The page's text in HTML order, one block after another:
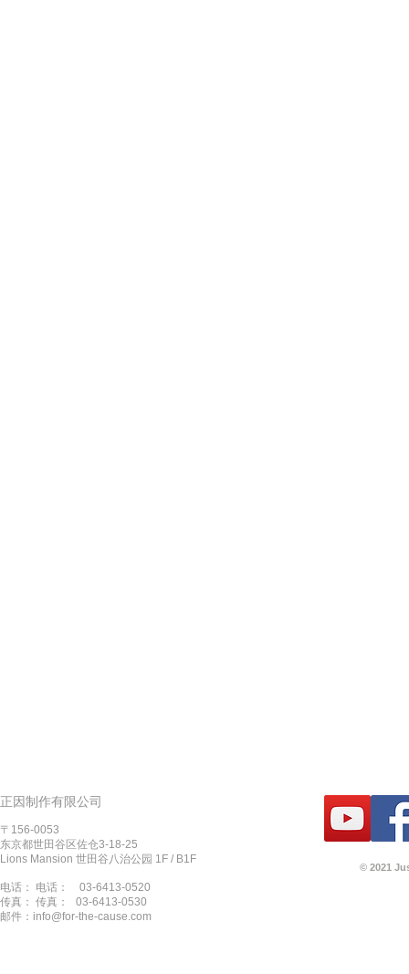
正因制作有限公司
〒156-0053
东京都世田谷区佐仓3-18-25
Lions Mansion 世田谷八治公园 1F / B1F
电话： 电话：
03-6413-0520
传真： 传真：
03-6413-0530
邮件： info@for-the-cause.com
© 2021